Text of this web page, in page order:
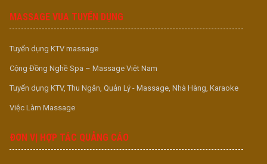
MASSAGE VUA TUYỂN DỤNG
Tuyển dụng KTV massage
Cộng Đồng Nghề Spa – Massage Việt Nam
Tuyển dụng KTV, Thu Ngân, Quản Lý - Massage, Nhà Hàng, Karaoke
Việc Làm Massage
ĐƠN VỊ HỢP TÁC QUẢNG CÁO